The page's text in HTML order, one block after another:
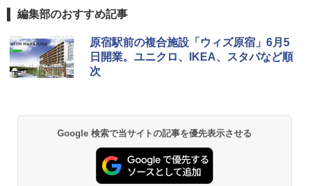
D40 地球の歩き方 チェンマイ タイ北部の魅
力的な町 2026～2027 地球の歩き方D アジア
￥2,695
[キャンパーズコレクション 山善] ポップアッ
プテント 傘みたいに広げて畳める パッとサ
ッとサンシェード キューブ フルクローズ メ
PYKES PEAK (パイクスピーク) 着替えテン
ト プライバシー テント 【中が透けない】 1
人用 折りたたみ 防災グッズ 災害用トイレ ビ
ーチ ピクニック ポップアップテント 携帯 簡
GRANDOOR ステンレス保冷剤 2個セット 2
026リニューアル 急速冷凍 空間倍増 衛生的
コンパクト 保冷力長持ち
-08EX カーキ ソロキャンプ ポリエステル フ
レーム ドーム型 テント
￥14,800
編集部のおすすめ記事
原宿駅前の複合施設「ウィズ原宿」6月5
日開業。ユニクロ、IKEA、スタバなど順
次
Google 検索で当サイトの記事を優先表示させる